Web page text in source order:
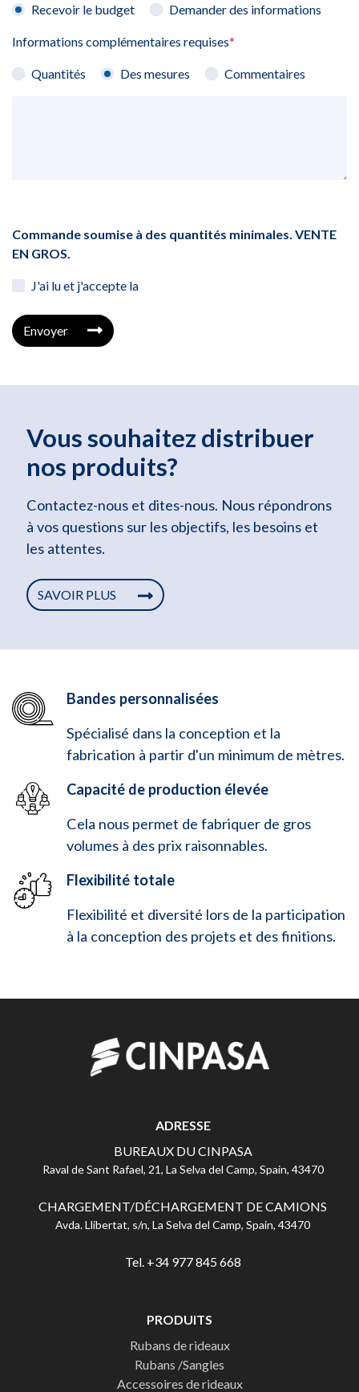
Recevoir le budget Demander des informations
Informations complémentaires requises*
Quantités Des mesures Commentaires
Commande soumise à des quantités minimales. VENTE
EN GROS.
J'ai lu et j'accepte la
Envoyer
Vous souhaitez distribuer
nos produits?
Contactez-nous et dites-nous. Nous répondrons
à vos questions sur les objectifs, les besoins et
les attentes.
SAVOIR PLUS
Bandes personnalisées
Spécialisé dans la conception et la
fabrication à partir d'un minimum de mètres.
Capacité de production élevée
Cela nous permet de fabriquer de gros
volumes à des prix raisonnables.
Flexibilité totale
Flexibilité et diversité lors de la participation
à la conception des projets et des finitions.
ADRESSE
BUREAUX DU CINPASA
Raval de Sant Rafael, 21, La Selva del Camp, Spain, 43470
CHARGEMENT/DÉCHARGEMENT DE CAMIONS
Avda. Llibertat, s/n, La Selva del Camp, Spain, 43470
Tel. +34 977 845 668
PRODUITS
Rubans de rideaux
Rubans /Sangles
Accessoires de rideaux